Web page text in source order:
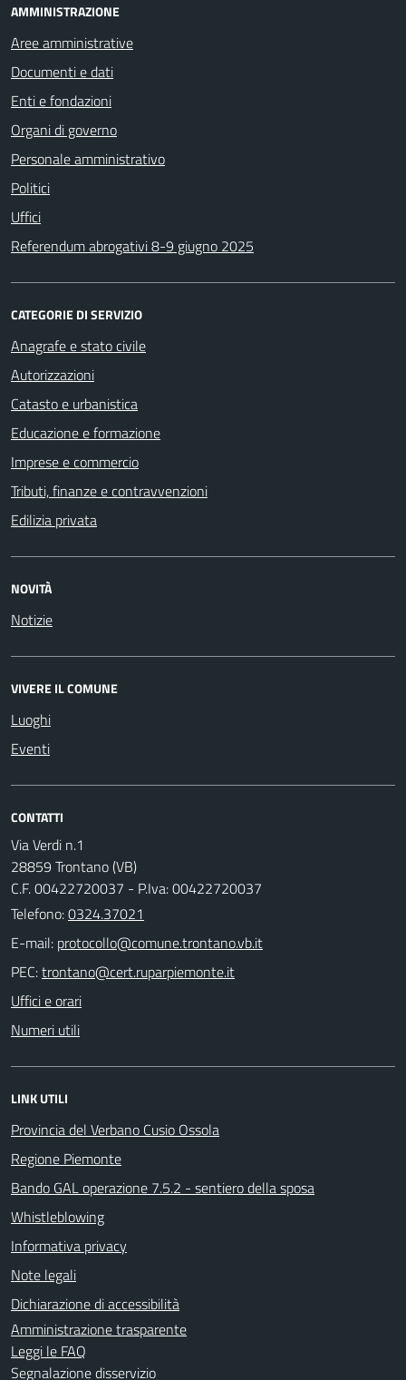
AMMINISTRAZIONE
Aree amministrative
Documenti e dati
Enti e fondazioni
Organi di governo
Personale amministrativo
Politici
Uffici
Referendum abrogativi 8-9 giugno 2025
CATEGORIE DI SERVIZIO
Anagrafe e stato civile
Autorizzazioni
Catasto e urbanistica
Educazione e formazione
Imprese e commercio
Tributi, finanze e contravvenzioni
Edilizia privata
NOVITÀ
Notizie
VIVERE IL COMUNE
Luoghi
Eventi
CONTATTI
Via Verdi n.1
28859 Trontano (VB)
C.F. 00422720037 - P.Iva: 00422720037
Telefono:0324.37021
E-mail:
PEC:
Uffici e orari
Numeri utili
LINK UTILI
Provincia del Verbano Cusio Ossola
Regione Piemonte
Bando GAL operazione 7.5.2 - sentiero della sposa
Whistleblowing
Informativa privacy
Note legali
Dichiarazione di accessibilità
Amministrazione trasparente
Leggi le FAQ
Segnalazione disservizio